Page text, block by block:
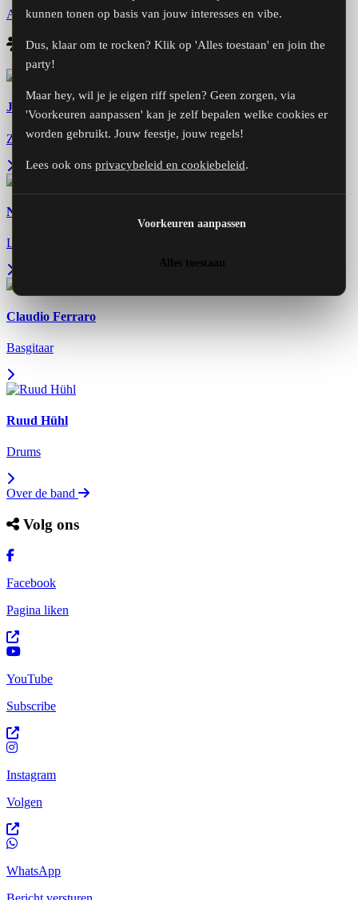
Alle video's bekijken
Bandleden
Jeffrey Daan
Zang, toetsen, gitaar, dwarsfluit, bluesharp
Nick Didden
Leadgitaar, zang
Claudio Ferraro
Basgitaar
Ruud Hühl
Drums
Over de band
Volg ons
Facebook
Pagina liken
YouTube
Subscribe
Instagram
Volgen
WhatsApp
kunnen tonen op basis van jouw interesses en vibe.
Dus, klaar om te rocken? Klik op 'Alles toestaan' en join the
party!
Maar hey, wil je je eigen riff spelen? Geen zorgen, via
'Voorkeuren aanpassen' kan je zelf bepalen welke cookies er
worden gebruikt. Jouw feestje, jouw regels!
Lees ook ons privacybeleid en cookiebeleid.
Voorkeuren aanpassen
Alles toestaan